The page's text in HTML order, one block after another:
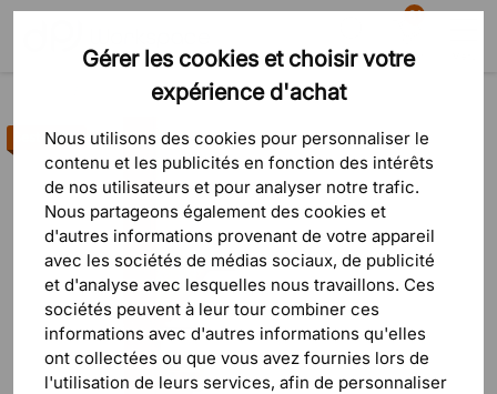
Gérer les cookies et choisir votre
expérience d'achat
Nous utilisons des cookies pour personnaliser le
contenu et les publicités en fonction des intérêts
de nos utilisateurs et pour analyser notre trafic.
Nous partageons également des cookies et
d'autres informations provenant de votre appareil
avec les sociétés de médias sociaux, de publicité
et d'analyse avec lesquelles nous travaillons. Ces
sociétés peuvent à leur tour combiner ces
informations avec d'autres informations qu'elles
ont collectées ou que vous avez fournies lors de
l'utilisation de leurs services, afin de personnaliser
Recherche
81
Panier
Absorbants acoustiques Accessoires
Best-seller